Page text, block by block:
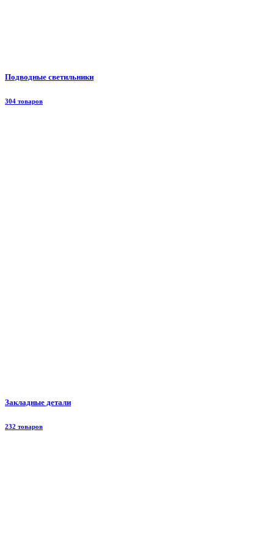
Подводные светильники
304 товаров
Закладные детали
232 товаров